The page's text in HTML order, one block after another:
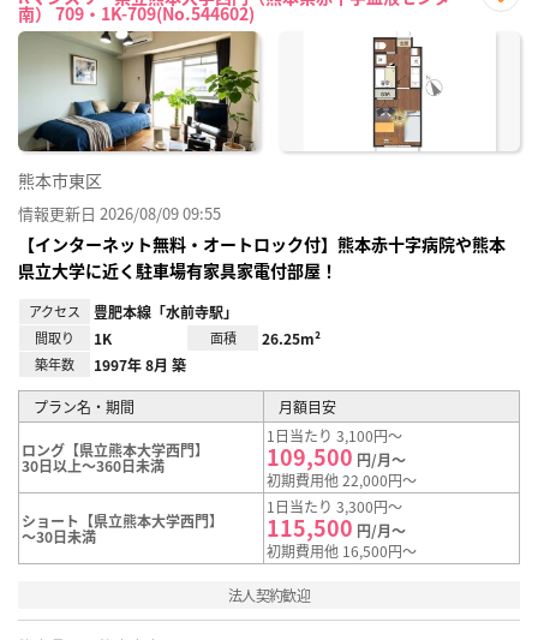
南） 709・1K-709(No.544602)
に入
熊本市東区
情報更新日 2026/08/09 09:55
【インターネット無料・オートロック付】熊本赤十字病院や熊本
県立大学に近く駐車場有家具家電付部屋！
アクセス 豊肥本線「水前寺駅」
間取り 1K 面積 26.25m²
築年数 1997年 8月 築
プラン名・期間 月額目安
ロング【県立熊本大学西門】
30日以上～360日未満
1日当たり 3,100円～
109,500 円/月～
初期費用他 22,000円～
ショート【県立熊本大学西門】
～30日未満
1日当たり 3,300円～
115,500 円/月～
初期費用他 16,500円～
法人契約歓迎